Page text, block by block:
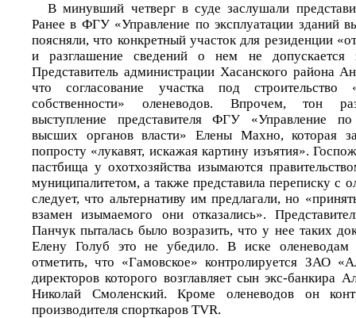
В минувший четверг в суде заслушали
Ранее в ФГУ «Управление по эксплуатации зданий
поясняли, что конкретный участок для резиденции
и разглашение сведений о нем не допускается
Представитель администрации Хасанского района
что согласование участка под
собственности» оленеводов. Впрочем, тон
выступление представителя ФГУ «Управление по
высших органов власти» Елены Махно, которая
попросту «лукавят, искажая картину изъятия».
пастбища у охотхозяйства изымаются
муниципалитетом, а также представила переписку с
следует, что альтернативу им предлагали, но
взамен изымаемого они отказались».
Панчук пыталась было возразить, что у нее таких
Елену Голуб это не убедило. В иске оленеводам
отметить, что «Гамовское» контролируется ЗАО
директоров которого возглавляет сын экс-банкира
Николай Смоленский. Кроме оленеводов он
производителя спорткаров TVR.